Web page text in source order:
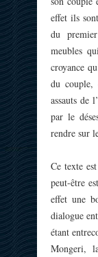
effet ils
du
meubles
croyance
du couple,
assauts de
par le
rendre sur
Ce texte
peut-être
effet une
dialogue
étant
Mongeri,